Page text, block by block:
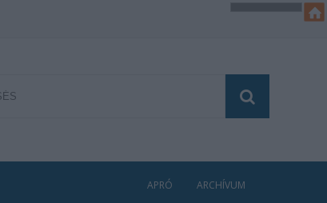
APRÓ ARCHÍVUM